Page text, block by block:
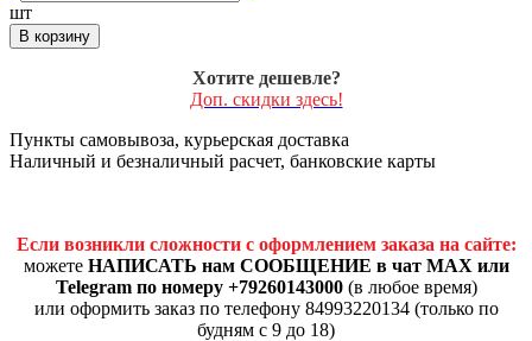
шт
В корзину
Хотите дешевле?
Доп. скидки здесь!
Пункты самовывоза, курьерская доставка
Наличный и безналичный расчет, банковские карты
Если возникли сложности с оформлением заказа на сайте:
можете НАПИСАТЬ нам СООБЩЕНИЕ в чат MAX или
Telegram по номеру +79260143000(в любое время)
или оформить заказ по телефону 84993220134 (только по
будням с 9 до 18)